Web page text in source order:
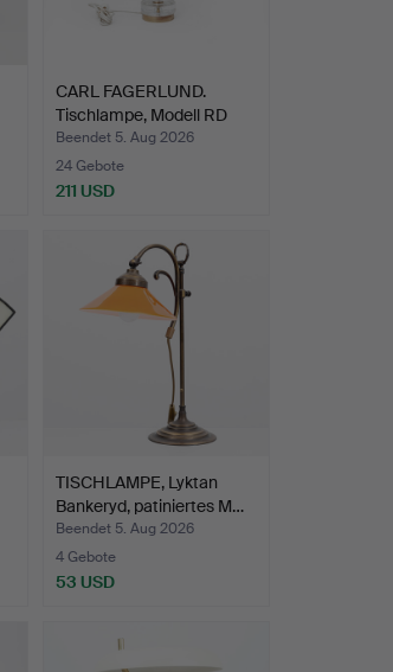
CARL FAGERLUND.
Tischlampe, Modell RD
1983…
Beendet 5. Aug 2026
24 Gebote
211 USD
TISCHLAMPE, Lyktan
Bankeryd, patiniertes M…
Beendet 5. Aug 2026
4 Gebote
53 USD